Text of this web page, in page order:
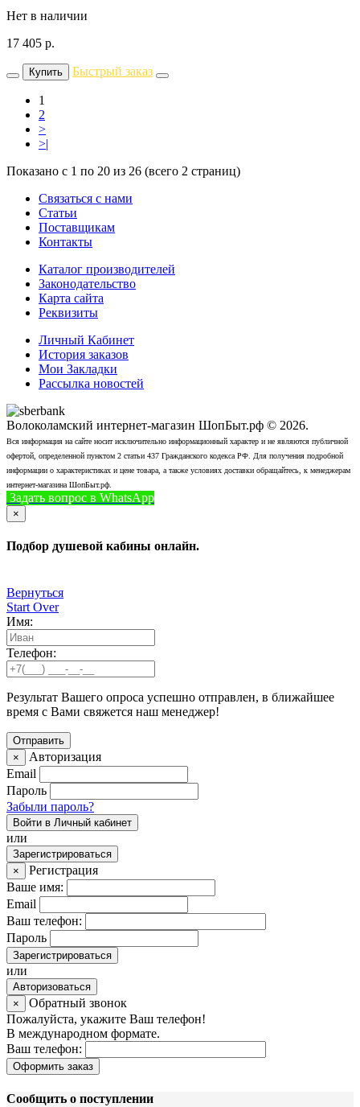
Нет в наличии
17 405 р.
Купить Быстрый заказ
1
2
>
>|
Показано с 1 по 20 из 26 (всего 2 страниц)
Связаться с нами
Статьи
Поставщикам
Контакты
Каталог производителей
Законодательство
Карта сайта
Реквизиты
Личный Кабинет
История заказов
Мои Закладки
Рассылка новостей
Волоколамский интернет-магазин ШопБыт.рф © 2026.
Вся информация на сайте носит исключительно информационный характер и не являются публичной
офертой, определенной пунктом 2 статьи 437 Гражданского кодекса РФ. Для получения подробной
информации о характеристиках и цене товара, а также условиях доставки обращайтесь, к менеджерам
интернет-магазина ШопБыт.рф.
Задать вопрос в WhatsApp
×
Подбор душевой кабины онлайн.
Вернуться
Start Over
Имя:
Телефон:
Результат Вашего опроса успешно отправлен, в ближайшее
время с Вами свяжется наш менеджер!
×
Авторизация
Email
Пароль
Забыли пароль?
Войти в Личный кабинет
или
Зарегистрироваться
×
Регистрация
Ваше имя:
Email
Ваш телефон:
Пароль
Зарегистрироваться
или
Авторизоваться
×
Обратный звонок
Пожалуйста, укажите Ваш телефон!
В международном формате.
Ваш телефон:
Оформить заказ
Сообщить о поступлении